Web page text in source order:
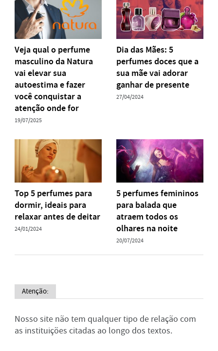
Veja qual o perfume
masculino da Natura
vai elevar sua
autoestima e fazer
você conquistar a
atenção onde for
19/07/2025
Dia das Mães: 5
perfumes doces que a
sua mãe vai adorar
ganhar de presente
27/04/2024
Top 5 perfumes para
dormir, ideais para
relaxar antes de deitar
24/01/2024
5 perfumes femininos
para balada que
atraem todos os
olhares na noite
20/07/2024
Atenção:
Nosso site não tem qualquer tipo de relação com
as instituições citadas ao longo dos textos.